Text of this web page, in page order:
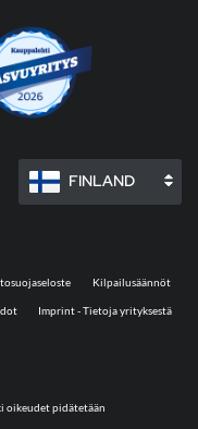
FINLAND
oikeudet pidätetään
Kilpailusäännöt
Imprint - Tietoja yrityksestä